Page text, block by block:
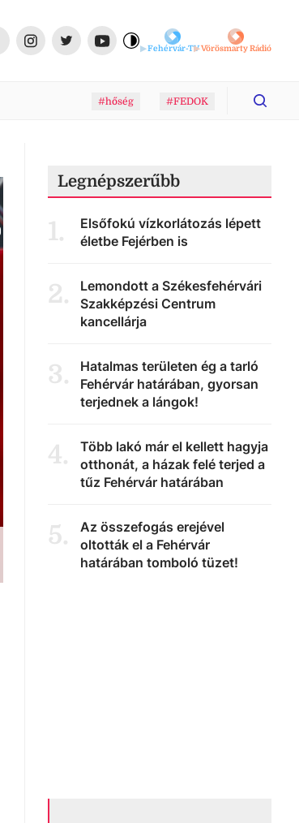
Fehérvár-TVVörösmarty Rádió
#hőség #FEDOK
Legnépszerűbb
1.
Elsőfokú vízkorlátozás lépett
életbe Fejérben is
2.
Lemondott a Székesfehérvári
Szakképzési Centrum
kancellárja
3.
Hatalmas területen ég a tarló
Fehérvár határában, gyorsan
terjednek a lángok!
4.
Több lakó már el kellett hagyja
otthonát, a házak felé terjed a
tűz Fehérvár határában
5.
Az összefogás erejével
oltották el a Fehérvár
határában tomboló tüzet!